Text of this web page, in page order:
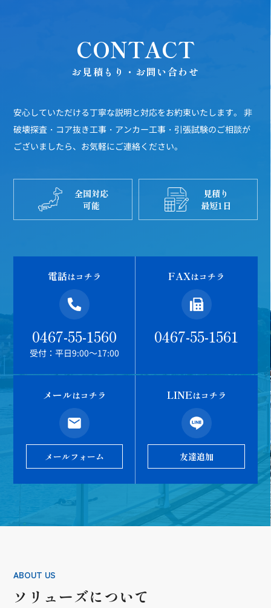
CONTACT
お見積もり・お問い合わせ
安心していただける丁寧な説明と対応をお約束いたします。
非
破壊探査・コア抜き工事・アンカー工事・引張試験のご相談が
ございましたら、お気軽にご連絡ください。
全国対応
可能
見積り
最短1日
電話はコチラ
0467-55-1560
受付：平日9:00～17:00
FAXはコチラ
0467-55-1561
メールはコチラ
メールフォーム
LINEはコチラ
友達追加
ABOUT US
ソリューズについて